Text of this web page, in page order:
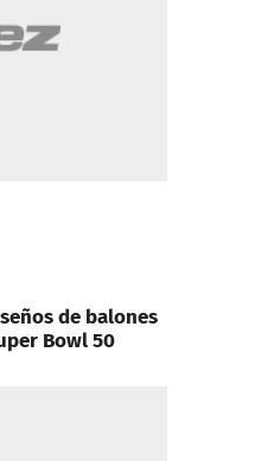
de balones
Bowl 50